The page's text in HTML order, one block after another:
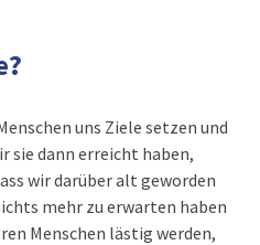
uns Ziele setzen und
sie dann erreicht haben,
wir darüber alt geworden
mehr zu erwarten haben
Menschen lästig werden,